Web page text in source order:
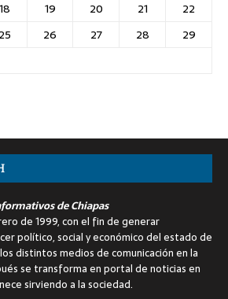
18 19 20 21
22
25 26 27 28
29
de Chiapas
de 1999, con el fin de generar
político, social y económico del estado de
distintos medios de comunicación en la
se transforma en portal de noticias en
sirviendo a la sociedad.